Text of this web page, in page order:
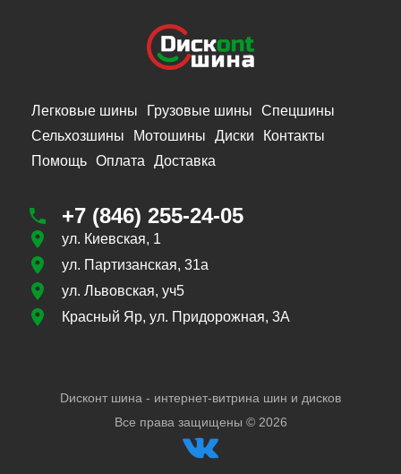
Легковые шины Грузовые шины
Спецшины
Сельхозшины
Мотошины Диски
Контакты
Помощь Оплата Доставка
+7 (846) 255-24-05
ул. Киевская, 1
ул. Партизанская, 31а
ул. Львовская, уч5
Красный Яр, ул. Придорожная, 3А
Dисконт шина - интернет-витрина шин и дисков
Все права защищены © 2026